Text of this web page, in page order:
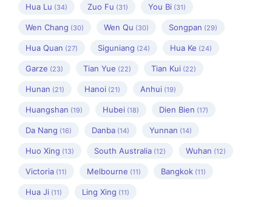
Hua Lu (34) Zuo Fu (31) You Bi (31)
Wen Chang (30) Wen Qu (30) Songpan (29)
Hua Quan (27) Siguniang (24) Hua Ke (24)
Garze (23) Tian Yue (22) Tian Kui (22)
Hunan (21) Hanoi (21) Anhui (19)
Huangshan (19) Hubei (18) Dien Bien (17)
Da Nang (16) Danba (14) Yunnan (14)
Huo Xing (13) South Australia (12) Wuhan (12)
Victoria (11) Melbourne (11) Bangkok (11)
Hua Ji (11) Ling Xing (11)